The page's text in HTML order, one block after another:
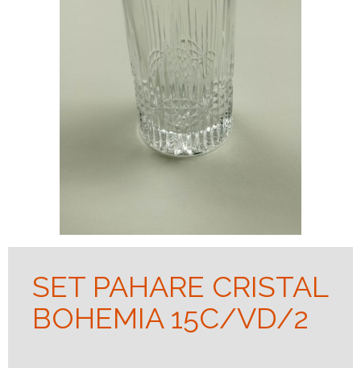
SET PAHARE CRISTAL
BOHEMIA 15C/VD/2